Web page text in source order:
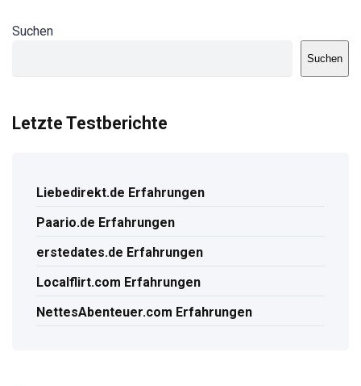
Suchen
Suchen
Letzte Testberichte
Liebedirekt.de Erfahrungen
Paario.de Erfahrungen
erstedates.de Erfahrungen
Localflirt.com Erfahrungen
NettesAbenteuer.com Erfahrungen